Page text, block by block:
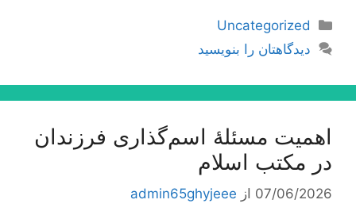
دسته‌ها
Uncategorized
دیدگاهتان را بنویسید
اهمیت مسئلۀ اسم‌گذارى فرزندان
در مكتب اسلام
07/06/2026 از admin65ghyjeee